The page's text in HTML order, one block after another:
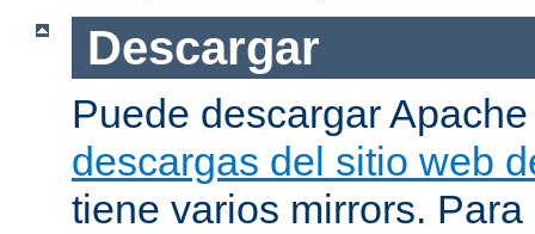
Descargar
Puede descargar
descargas del sitio web
tiene varios mirrors.